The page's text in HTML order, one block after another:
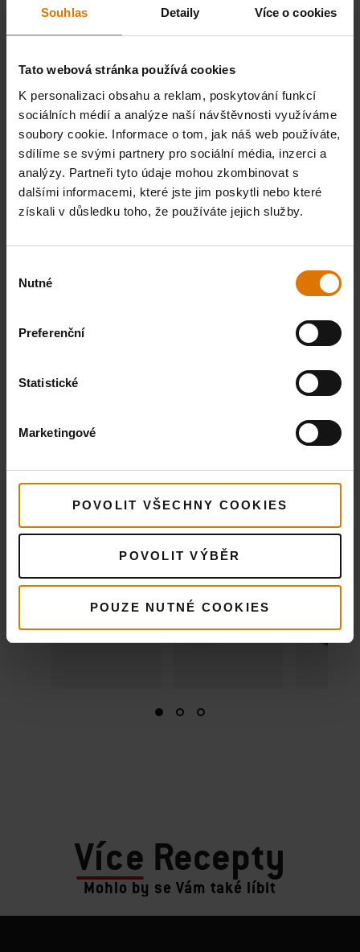
Souhlas Detaily Více o cookies
Tato webová stránka používá cookies
K personalizaci obsahu a reklam, poskytování funkcí
sociálních médií a analýze naší návštěvnosti využíváme
soubory cookie. Informace o tom, jak náš web používáte,
sdílíme se svými partnery pro sociální média, inzerci a
analýzy. Partneři tyto údaje mohou zkombinovat s
dalšími informacemi, které jste jim poskytli nebo které
získali v důsledku toho, že používáte jejich služby.
souhlasu
Nutné
Preferenční
Statistické
Marketingové
POVOLIT VŠECHNY COOKIES
POVOLIT VÝBĚR
POUZE NUTNÉ COOKIES
Pizza kámen
VYTISKNI SEZNAM
Doporučené nástroje
lopatka
Zobrazit
kámen
Více Recepty
Mohlo by se Vám také líbit